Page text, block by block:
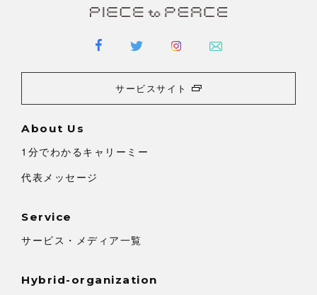
サービスサイト
About Us
1分でわかるキャリーミー
代表メッセージ
Service
サービス・メディア一覧
Hybrid-organization